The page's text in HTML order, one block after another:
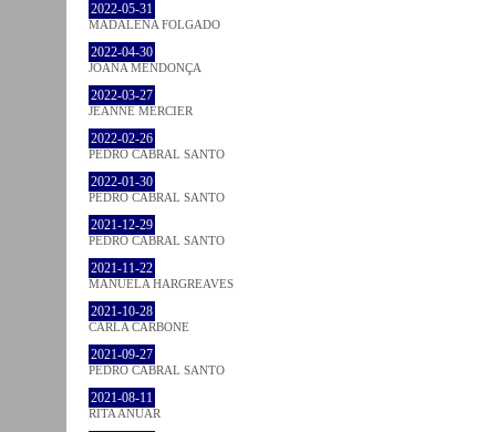
2022-05-31
MADALENA FOLGADO
2022-04-30
JOANA MENDONÇA
2022-03-27
JEANNE MERCIER
2022-02-26
PEDRO CABRAL SANTO
2022-01-30
PEDRO CABRAL SANTO
2021-12-29
PEDRO CABRAL SANTO
2021-11-22
MANUELA HARGREAVES
2021-10-28
CARLA CARBONE
2021-09-27
PEDRO CABRAL SANTO
2021-08-11
RITA ANUAR